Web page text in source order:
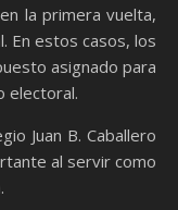
la primera vuelta,
En estos casos, los
asignado para
electoral.
Juan B. Caballero
al servir como